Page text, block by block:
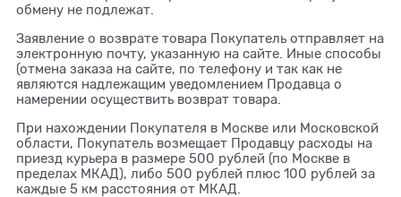
обмену не подлежат.
Заявление о возврате товара Покупатель отправляет на
электронную почту, указанную на сайте. Иные способы
(отмена заказа на сайте, по телефону и так как не
являются надлежащим уведомлением Продавца о
намерении осуществить возврат товара.
При нахождении Покупателя в Москве или Московской
области, Покупатель возмещает Продавцу расходы на
приезд курьера в размере 500 рублей (по Москве в
пределах МКАД), либо 500 рублей плюс 100 рублей за
каждые 5 км расстояния от МКАД.